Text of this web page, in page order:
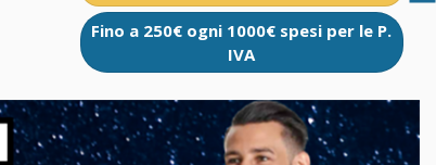
Fino a 250€ ogni 1000€ spesi per le P.
IVA